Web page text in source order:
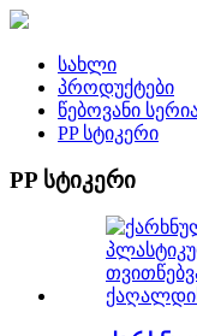
სახლი
პროდუქტები
წებოვანი
PP სტიკერი
PP სტიკერი